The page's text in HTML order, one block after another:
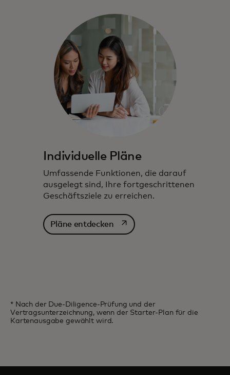
Individuelle Pläne
Umfassende Funktionen, die darauf
ausgelegt sind, Ihre fortgeschrittenen
Geschäftsziele zu erreichen.
Pläne entdeckenwird in einer neuen
* Nach der Due-Diligence-Prüfung und der
Vertragsunterzeichnung, wenn der Starter-Plan für die
Kartenausgabe gewählt wird.